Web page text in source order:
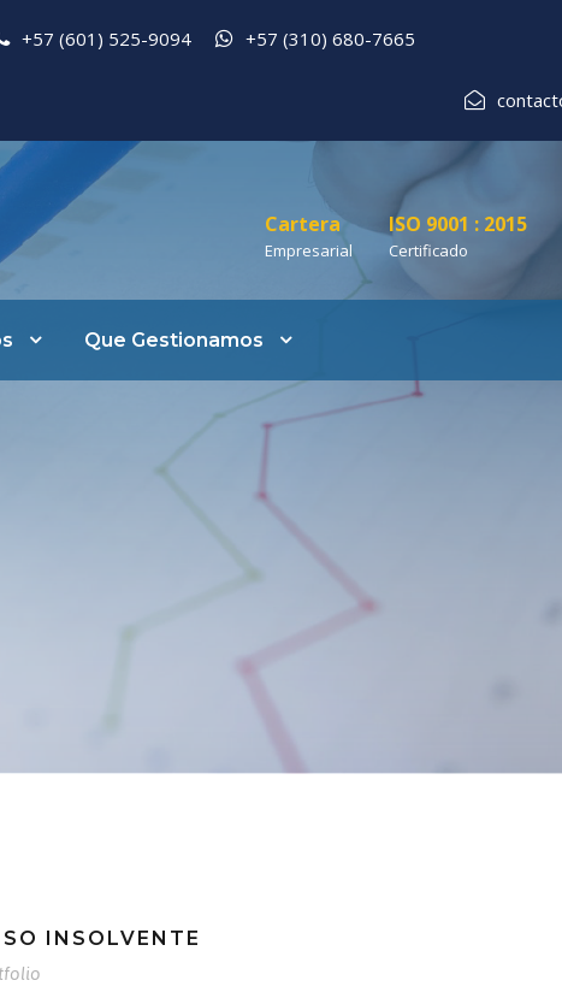
+57 (601) 525-9094
+57 (310) 680-7665
Cartera
Empresarial
ISO 9001 : 2015
Certificado
Que Gestionamos
INSOLVENTE